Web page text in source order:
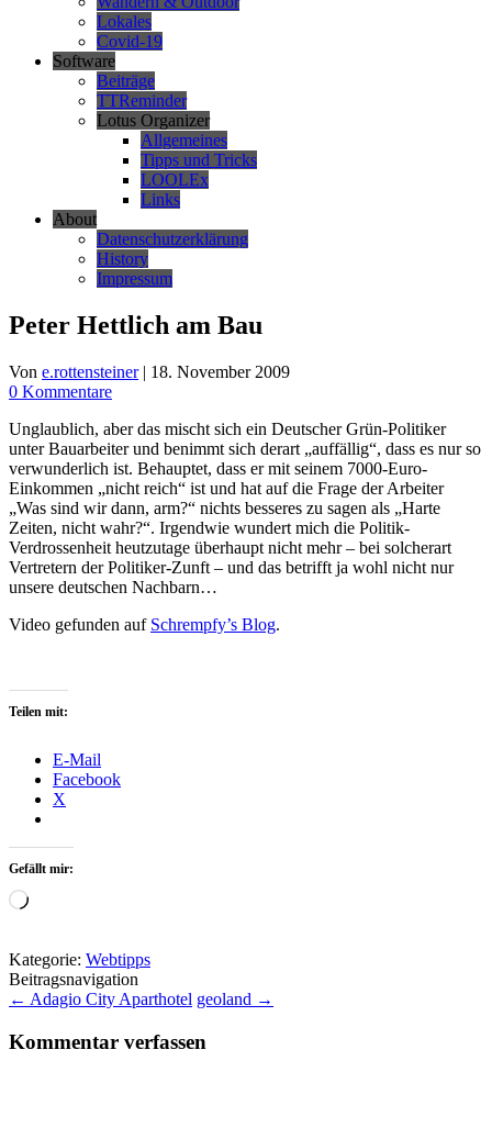
Lokales
Covid-19
Software
Beiträge
TTReminder
Lotus Organizer
Allgemeines
Tipps und Tricks
LOOLEx
Links
About
Datenschutzerklärung
History
Impressum
Peter Hettlich am Bau
Von e.rottensteiner | 18. November 2009
0 Kommentare
Unglaublich, aber das mischt sich ein Deutscher Grün-Politiker
unter Bauarbeiter und benimmt sich derart „auffällig“, dass es nur so
verwunderlich ist. Behauptet, dass er mit seinem 7000-Euro-
Einkommen „nicht reich“ ist und hat auf die Frage der Arbeiter
„Was sind wir dann, arm?“ nichts besseres zu sagen als „Harte
Zeiten, nicht wahr?“. Irgendwie wundert mich die Politik-
Verdrossenheit heutzutage überhaupt nicht mehr – bei solcherart
Vertretern der Politiker-Zunft – und das betrifft ja wohl nicht nur
unsere deutschen Nachbarn…
Video gefunden auf Schrempfy’s Blog.
Teilen mit:
E-Mail
Facebook
X
Gefällt mir:
Wird
Kategorie: Webtipps
Beitragsnavigation
← Adagio City Aparthotel geoland →
Kommentar verfassen